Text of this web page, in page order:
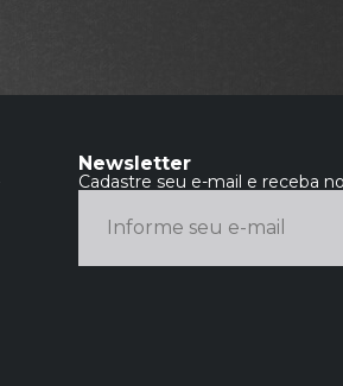
Newsletter
Cadastre seu e-mail e receba